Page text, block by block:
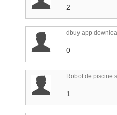
2
dbuy app
0
Robot de piscine
1